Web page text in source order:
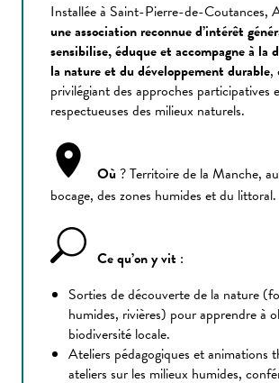
Installée à Saint-Pierre-de-Coutances,
une association reconnue d’intérêt
sensibilise, éduque et accompagne à la
la nature et du développement durable,
privilégiant des approches participatives
respectueuses des milieux naturels.
Où? Territoire de la Manche,
bocage, des zones humides et du littoral.
Ce qu’on y vit :
Sorties de découverte de la nature
humides, rivières) pour apprendre à
biodiversité locale.
Ateliers pédagogiques et animations
ateliers sur les milieux humides,